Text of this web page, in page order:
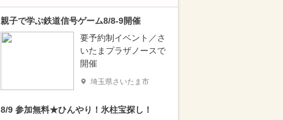
親子で学ぶ鉄道信号ゲーム8/8-9開催
要予約制イベント／さ
いたまプラザノースで
開催
埼玉県さいたま市
8/9 参加無料★ひんやり！氷柱宝探し！